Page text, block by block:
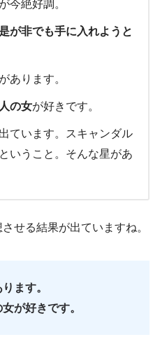
今絶好調。
が非でも手に入れようと
あります。
の女が好きです。
ています。スキャンダル
いうこと。そんな星があ
せる結果が出ていますね。
ます。
が好きです。